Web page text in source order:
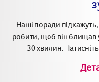
Наші поради
робити, щоб він блищав
30 хвилин.